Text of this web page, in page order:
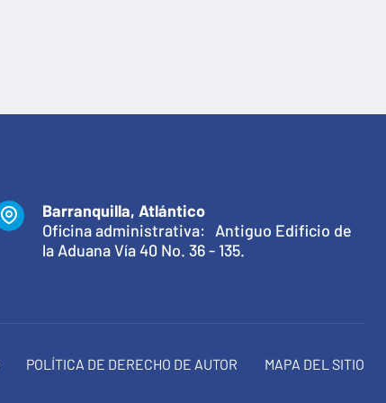
Barranquilla, Atlántico
Oficina administrativa: Antiguo Edificio de
la Aduana Vía 40 No. 36 - 135.
POLÍTICA DE DERECHO DE AUTOR
MAPA DEL SITIO